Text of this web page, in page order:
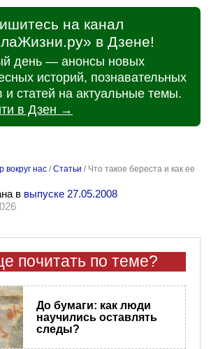
на канал
в Дзене!
день — анонсы новых
историй, познавательных
и статей на актуальные темы.
в Дзен →
вокруг нас /Статьи / Что такое береста и как ее
в выпуске 27.05.2008
почитать по теме?
До бумаги: как люди
научились оставлять
следы?